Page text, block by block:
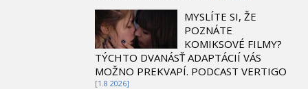
MYSLÍTE SI, ŽE
POZNÁTE
KOMIKSOVÉ FILMY?
TÝCHTO DVANÁSŤ ADAPTÁCIÍ VÁS
MOŽNO PREKVAPÍ. PODCAST VERTIGO
[1.8 2026]